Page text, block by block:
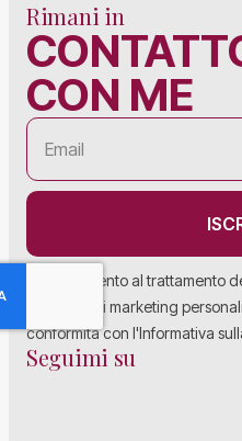
Rimani in
CON ME
Acconsento al trattamento
materiale di marketing
conformità con l'Informativa
Seguimi su